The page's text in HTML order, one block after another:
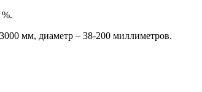
мм, диаметр – 38-200 миллиметров.